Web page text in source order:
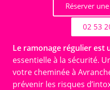
Réserver
02 53
Le ramonage régulier est
essentielle à la sécurité.
votre cheminée à
prévenir les risques